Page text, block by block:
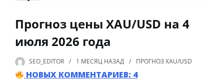
Прогноз цены XAU/USD на 4
июля 2026 года
SEO_EDITOR 1 МЕСЯЦ НАЗАД ПРОГНОЗ XAU/USD
НОВЫХ КОММЕНТАРИЕВ: 4